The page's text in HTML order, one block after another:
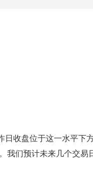
收盘位于这一水平下
我们预计未来几个交